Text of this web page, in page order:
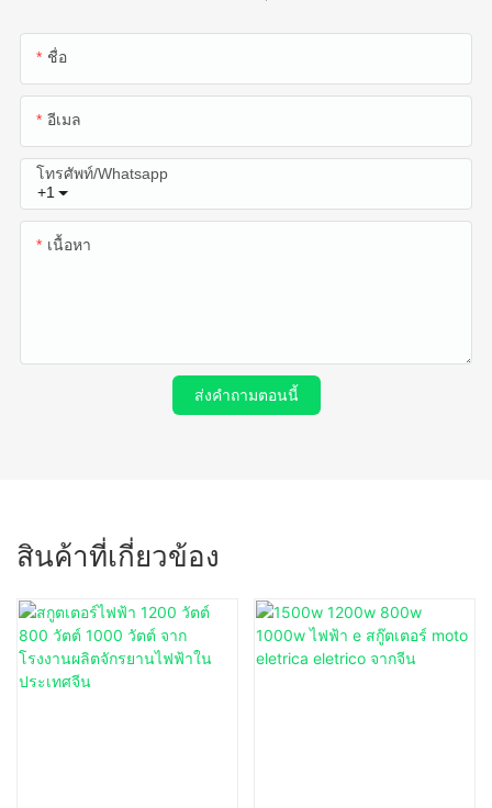
ชื่อ
อีเมล
+1
โทรศัพท์/whatsapp
เนื้อหา
ส่งคำถามตอนนี้
สินค้าที่เกี่ยวข้อง